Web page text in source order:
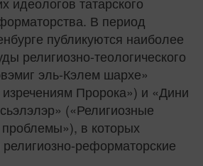
В период
публикуются наиболее
религиозно-теологического
эль‑Кэлем шархе»
Пророка») и «Дини
(«Религиозные
в которых
религиозно-реформаторские